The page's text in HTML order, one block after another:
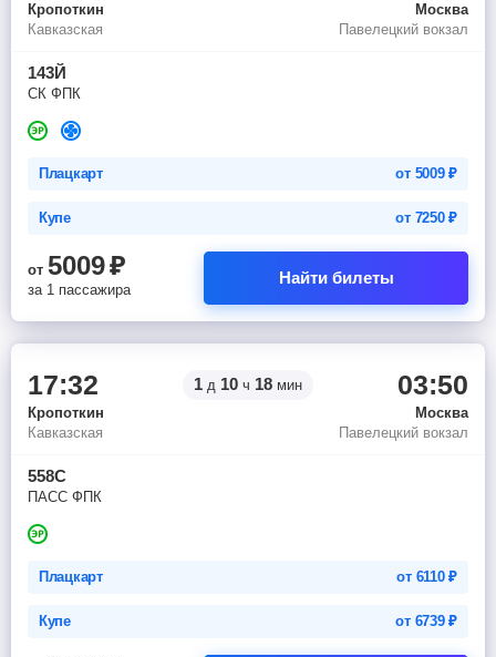
Кропоткин
Москва
Кавказская
Павелецкий вокзал
143Й
СК ФПК
Плацкарт от 5009₽
Купе от 7250₽
от 5009₽
за 1 пассажира
Найти билеты
17:32 1 д 10 ч 18 мин 03:50
Кропоткин
Москва
Кавказская
Павелецкий вокзал
558С
ПАСС ФПК
Плацкарт от 6110₽
Купе от 6739₽